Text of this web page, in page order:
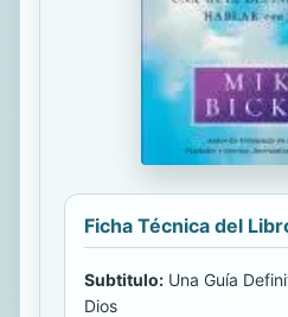
Ficha Técnica del
Subtitulo: Una Guía
Dios